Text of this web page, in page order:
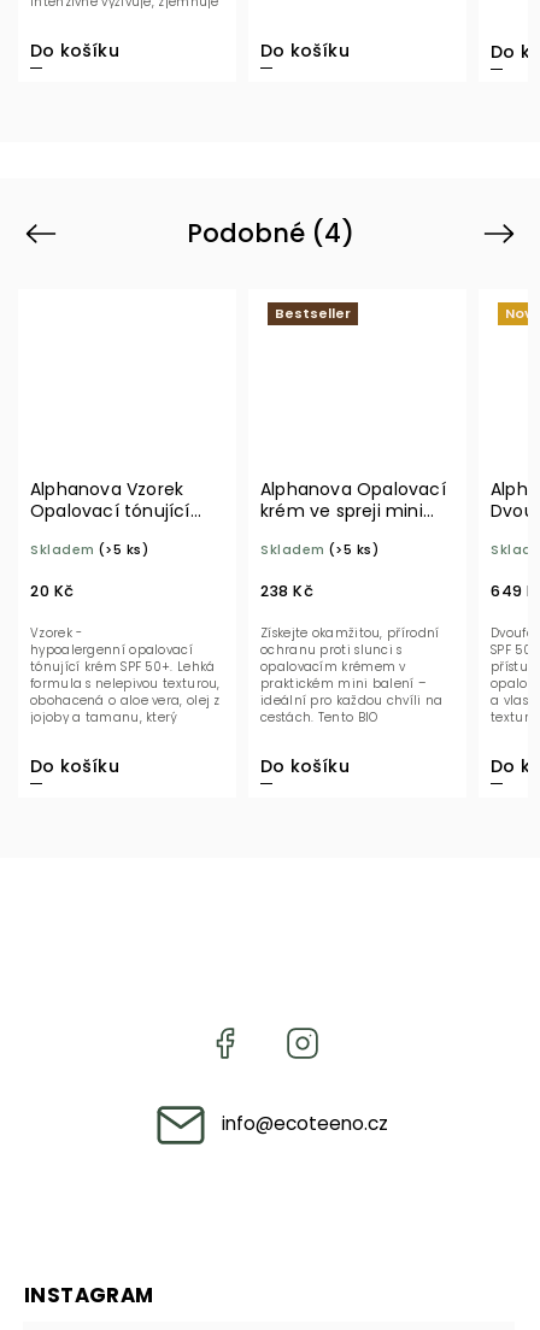
Do košíku Do košíku Do
Podobné (4)
Previous
Alphanova Vzorek
Opalovací tónující
BIO
Skladem (>5 ks)
20 Kč
Do košíku
Vzorek -
hypoalergenní opalovací
tónující krém SPF 50+. Lehká
formula s nelepivou texturou,
obohacená o aloe vera, olej z
jojoby a tamanu, který
Bestseller
Alphanova Opalovací
krém ve spreji mini
Skladem (>5 ks)
238 Kč
Do košíku
Získejte okamžitou, přírodní
ochranu proti slunci s
opalovacím krémem v
praktickém mini balení –
ideální pro každou chvíli na
cestách. Tento BIO
SPF
649
Do
SPF
přístup
a
textura
Next
info@ecoteeno.cz
INSTAGRAM